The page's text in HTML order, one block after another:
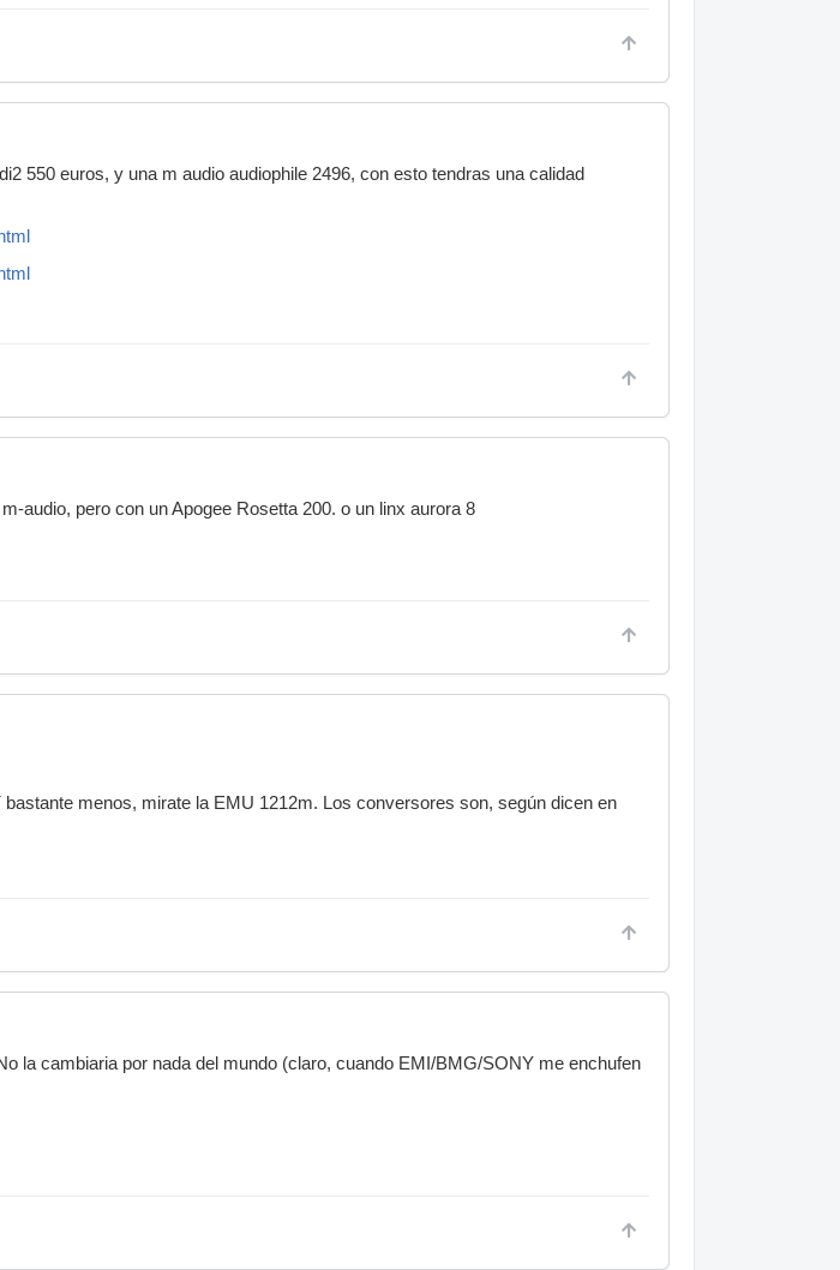
550 euros, y una m audio audiophile 2496, con esto tendras una calidad
audio, pero con un Apogee Rosetta 200. o un linx aurora 8
menos, mirate la EMU 1212m. Los conversores son, según dicen en
la cambiaria por nada del mundo (claro, cuando EMI/BMG/SONY me enchufen